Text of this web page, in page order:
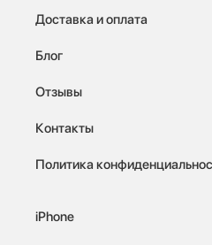
Доставка и оплата
Блог
Отзывы
Контакты
Политика
iPhone